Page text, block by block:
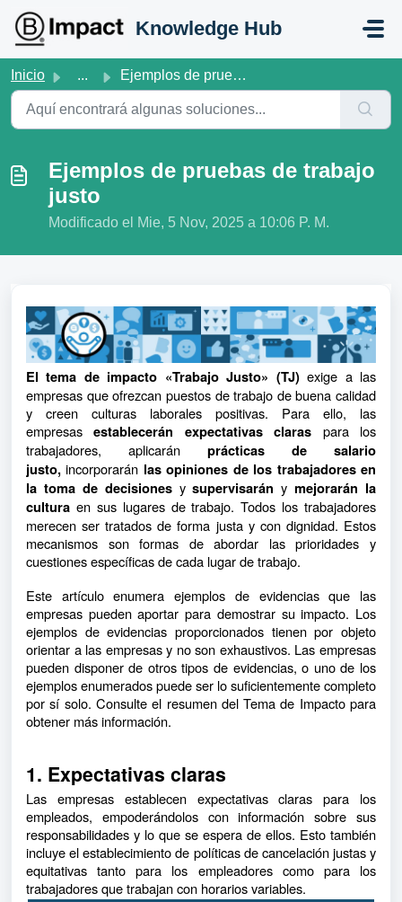
Knowledge Hub
Inicio ... Ejemplos de pruebas de trabajo justo
Ejemplos de pruebas de trabajo
justo
Modificado el Mie, 5 Nov, 2025 a 10:06 P. M.
El tema de impacto «Trabajo Justo» (TJ)exige a las
empresas que ofrezcan puestos de trabajo de buena calidad
y creen culturas laborales positivas. Para ello, las
empresasestablecerán expectativas claras para los
trabajadores, aplicarán prácticas de salario
justo,incorporarán las opiniones de los trabajadores en
la toma de decisiones ysupervisaránymejorarán la
cultura en sus lugares de trabajo. Todos los trabajadores
merecen ser tratados de forma justa y con dignidad. Estos
mecanismos son formas de abordar las prioridades y
cuestiones específicas de cada lugar de trabajo.
Este artículo enumera ejemplos de evidencias que las
empresas pueden aportar para demostrar su impacto. Los
ejemplos de evidencias proporcionados tienen por objeto
orientar a las empresas y no son exhaustivos. Las empresas
pueden disponer de otros tipos de evidencias, o uno de los
ejemplos enumerados puede ser lo suficientemente completo
por sí solo. Consulte el resumen del Tema de Impacto para
obtener más información.
1. Expectativas claras
Las empresas establecen expectativas claras para los
empleados, empoderándolos con información sobre sus
responsabilidades y lo que se espera de ellos. Esto también
incluye el establecimiento de políticas de cancelación justas y
equitativas tanto para los empleadores como para los
trabajadores que trabajan con horarios variables.